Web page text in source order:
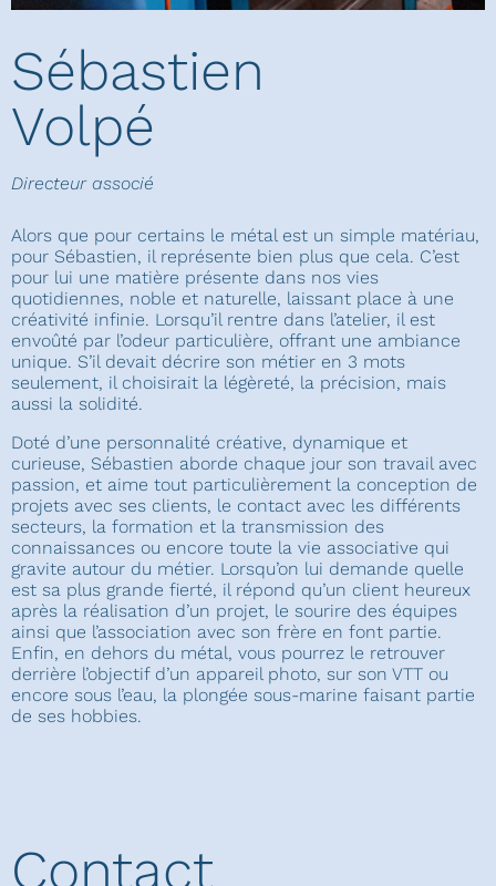
Sébastien
Volpé
Directeur associé
Alors que pour certains le métal est un simple matériau,
pour Sébastien, il représente bien plus que cela. C’est
pour lui une matière présente dans nos vies
quotidiennes, noble et naturelle, laissant place à une
créativité infinie. Lorsqu’il rentre dans l’atelier, il est
envoûté par l’odeur particulière, offrant une ambiance
unique. S’il devait décrire son métier en 3 mots
seulement, il choisirait la légèreté, la précision, mais
aussi la solidité.
Doté d’une personnalité créative, dynamique et
curieuse, Sébastien aborde chaque jour son travail avec
passion, et aime tout particulièrement la conception de
projets avec ses clients, le contact avec les différents
secteurs, la formation et la transmission des
connaissances ou encore toute la vie associative qui
gravite autour du métier. Lorsqu’on lui demande quelle
est sa plus grande fierté, il répond qu’un client heureux
après la réalisation d’un projet, le sourire des équipes
ainsi que l’association avec son frère en font partie.
Enfin, en dehors du métal, vous pourrez le retrouver
derrière l’objectif d’un appareil photo, sur son VTT ou
encore sous l’eau, la plongée sous-marine faisant partie
de ses hobbies.
Contact